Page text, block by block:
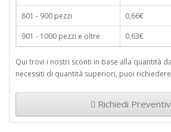
801 - 900 pezzi
0,66€
901 - 1000 pezzi e oltre
0,63€
Qui trovi i nostri sconti in base alla quantità
necessiti di quantità superiori, puoi
Richiedi